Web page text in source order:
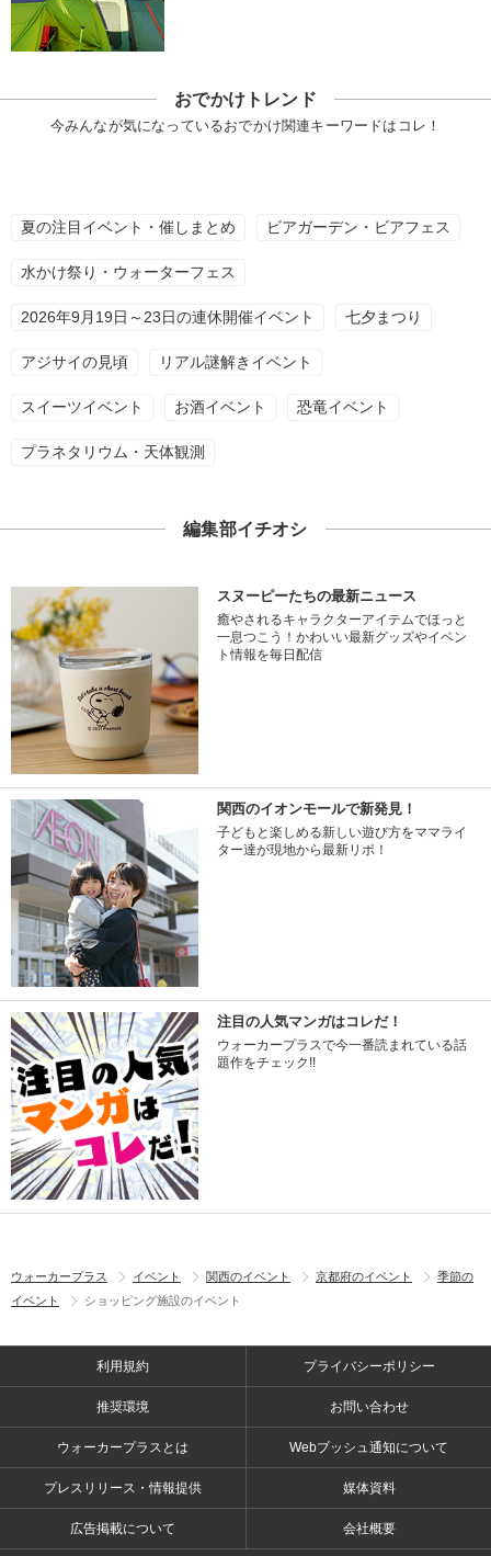
おでかけトレンド
今みんなが気になっているおでかけ関連キーワードはコレ！
夏の注目イベント・催しまとめ ビアガーデン・ビアフェス
水かけ祭り・ウォーターフェス
2026年9月19日～23日の連休開催イベント 七夕まつり
アジサイの見頃 リアル謎解きイベント
スイーツイベント お酒イベント 恐竜イベント
プラネタリウム・天体観測
編集部イチオシ
スヌーピーたちの最新ニュース
癒やされるキャラクターアイテムでほっと
一息つこう！かわいい最新グッズやイベン
ト情報を毎日配信
関西のイオンモールで新発見！
子どもと楽しめる新しい遊び方をママライ
ター達が現地から最新リポ！
注目の人気マンガはコレだ！
ウォーカープラスで今一番読まれている話
題作をチェック!!
ウォーカープラス イベント 関西のイベント 京都府のイベント
季節の
イベント
ショッピング施設のイベント
利用規約 プライバシーポリシー
推奨環境 お問い合わせ
ウォーカープラスとは Webプッシュ通知について
プレスリリース・情報提供 媒体資料
広告掲載について 会社概要